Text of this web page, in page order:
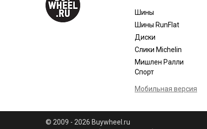
Шины
Шины RunFlat
Диски
Слики Michelin
Мишлен Ралли
Спорт
Мобильная версия
© 2009 - 2026 Buywheel.ru